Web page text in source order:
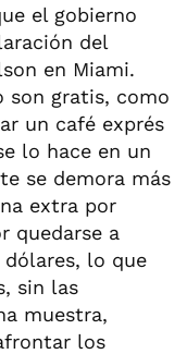
el gobierno
del
en Miami.
son gratis, como
un café exprés
lo hace en un
se demora más
extra por
quedarse a
lo que
sin las
muestra,
los